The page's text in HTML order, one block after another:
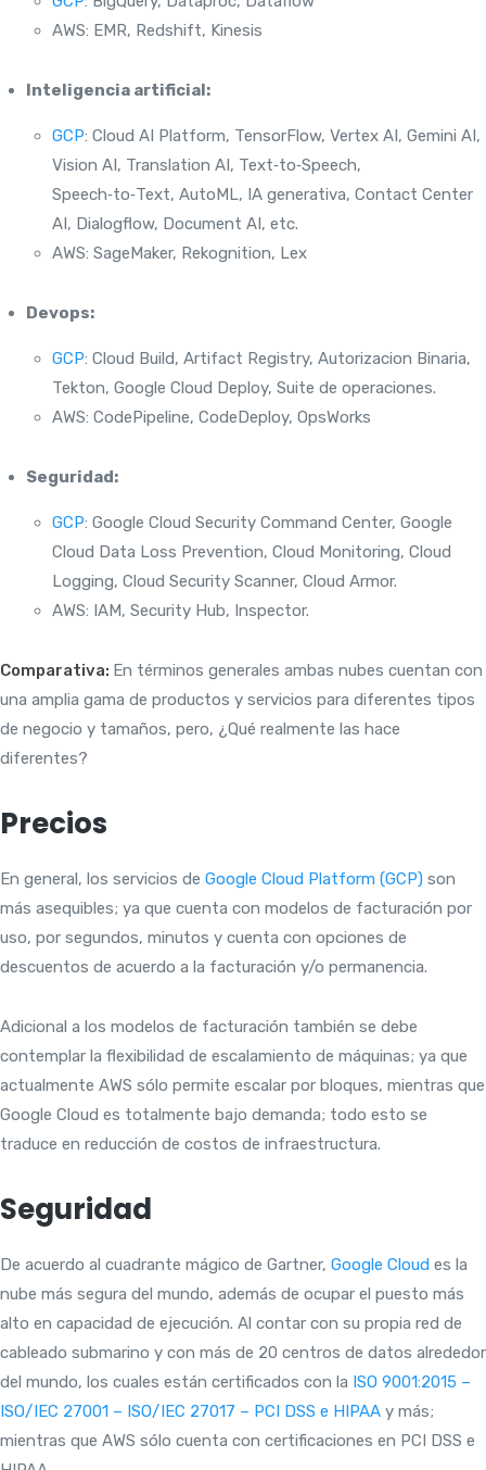
AWS: EMR, Redshift, Kinesis
Inteligencia artificial:
GCP: Cloud AI Platform, TensorFlow, Vertex AI, Gemini AI,
Vision AI, Translation AI, Text‑to‑Speech,
Speech‑to‑Text, AutoML, IA generativa, Contact Center
AI, Dialogflow, Document AI, etc.
AWS: SageMaker, Rekognition, Lex
Devops:
GCP: Cloud Build, Artifact Registry, Autorizacion Binaria,
Tekton, Google Cloud Deploy, Suite de operaciones.
AWS: CodePipeline, CodeDeploy, OpsWorks
Seguridad:
GCP: Google Cloud Security Command Center, Google
Cloud Data Loss Prevention, Cloud Monitoring, Cloud
Logging, Cloud Security Scanner, Cloud Armor.
AWS: IAM, Security Hub, Inspector.
Comparativa: En términos generales ambas nubes cuentan con
una amplia gama de productos y servicios para diferentes tipos
de negocio y tamaños, pero, ¿Qué realmente las hace
diferentes?
Precios
En general, los servicios de Google Cloud Platform (GCP) son
más asequibles; ya que cuenta con modelos de facturación por
uso, por segundos, minutos y cuenta con opciones de
descuentos de acuerdo a la facturación y/o permanencia.
Adicional a los modelos de facturación también se debe
contemplar la flexibilidad de escalamiento de máquinas; ya que
actualmente AWS sólo permite escalar por bloques, mientras que
Google Cloud es totalmente bajo demanda; todo esto se
traduce en reducción de costos de infraestructura.
Seguridad
De acuerdo al cuadrante mágico de Gartner, Google Cloud es la
nube más segura del mundo, además de ocupar el puesto más
alto en capacidad de ejecución. Al contar con su propia red de
cableado submarino y con más de 20 centros de datos alrededor
del mundo, los cuales están certificados con la ISO 9001:2015 –
ISO/IEC 27001 – ISO/IEC 27017 – PCI DSS e HIPAA y más;
mientras que AWS sólo cuenta con certificaciones en PCI DSS e